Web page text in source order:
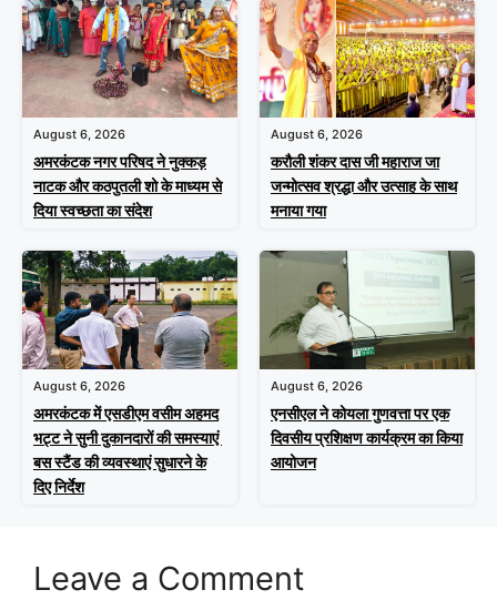
August 6, 2026
अमरकंटक नगर परिषद ने नुक्कड़
नाटक और कठपुतली शो के माध्यम से
दिया स्वच्छता का संदेश
August 6, 2026
करौली शंकर दास जी महाराज जा
जन्मोत्सव श्रद्धा और उत्साह के साथ
मनाया गया
August 6, 2026
अमरकंटक में एसडीएम वसीम अहमद
भट्ट ने सुनी दुकानदारों की समस्याएं
बस स्टैंड की व्यवस्थाएं सुधारने के
दिए निर्देश
August 6, 2026
एनसीएल ने कोयला गुणवत्ता पर एक
दिवसीय प्रशिक्षण कार्यक्रम का किया
आयोजन
Leave a Comment